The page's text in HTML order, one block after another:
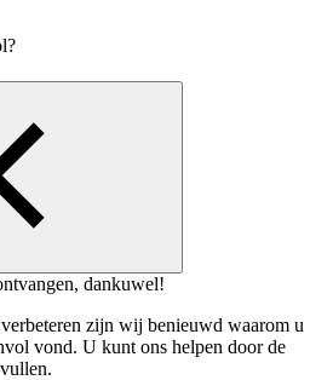
dankuwel!
zijn wij benieuwd waarom u
vond. U kunt ons helpen door de